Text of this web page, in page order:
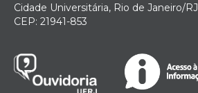
Cidade Universitária, Rio de Janeiro/RJ
CEP: 21941-853